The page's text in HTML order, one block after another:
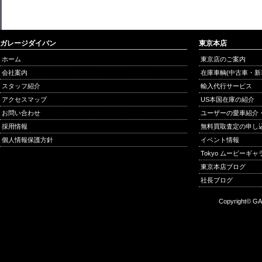
ガレージダイバン
ホーム
会社案内
スタッフ紹介
アクセスマップ
お問い合わせ
採用情報
個人情報保護方針
東京本店
東京店のご案内
在庫車輌(中古車・
輸入代行サービス
US本国在庫の紹介
ユーザーの愛車紹介
無料買取査定の申し
イベント情報
Tokyo ムービーギャ
東京本店ブログ
社長ブログ
Copyright©